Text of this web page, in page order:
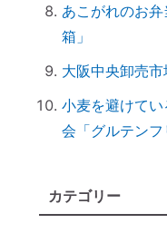
ハタキをか
情報に振り
るコツ
非常用トイ
い）
せ」
あこがれのお
箱」
大阪中央卸売市
小麦を避けて
会「グルテンフ
カテゴリー